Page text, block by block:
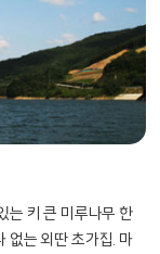
는 키 큰 미루나무 한
없는 외딴 초가집. 마